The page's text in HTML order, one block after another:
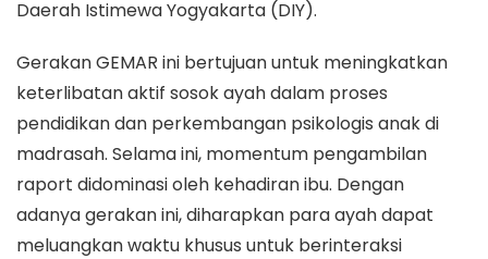
Daerah Istimewa Yogyakarta (DIY).
​Gerakan GEMAR ini bertujuan untuk meningkatkan
keterlibatan aktif sosok ayah dalam proses
pendidikan dan perkembangan psikologis anak di
madrasah. Selama ini, momentum pengambilan
raport didominasi oleh kehadiran ibu. Dengan
adanya gerakan ini, diharapkan para ayah dapat
meluangkan waktu khusus untuk berinteraksi